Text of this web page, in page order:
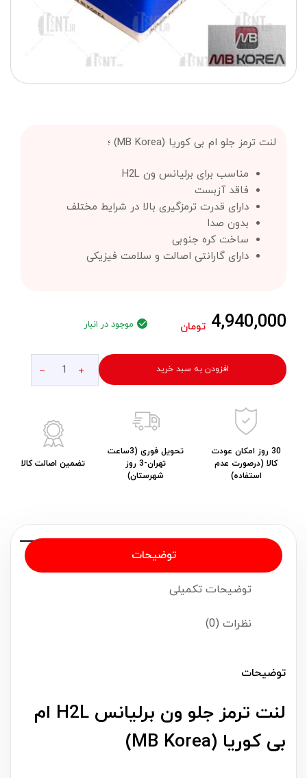
لنت ترمز جلو ام بی کوریا (MB Korea) ؛
مناسب برای برلیانس ون H2L
فاقد آزبست
دارای قدرت ترمزگیری بالا در شرایط مختلف
بدون صدا
ساخت کره جنوبی
دارای گارانتی اصالت و سلامت فیزیکی
4,940,000 تومان موجود در انبار
افزودن به سبد خرید
30 روز امکان عودت
کالا (درصورت عدم
استفاده)
تحویل فوری (3ساعت
تهران-3 روز
شهرستان)
تضمین اصالت کالا
توضیحات
توضیحات تکمیلی
نظرات (0)
توضیحات
لنت ترمز جلو ون برلیانس H2L ام
بی کوریا (MB Korea)